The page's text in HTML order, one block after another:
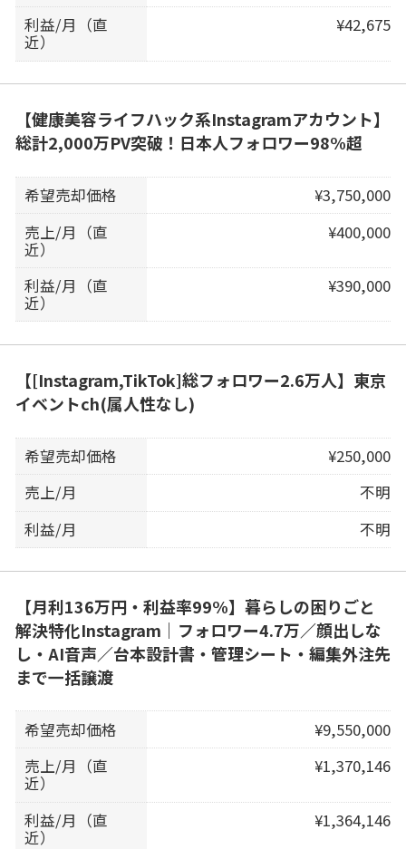
利益/月（直
近）
¥42,675
【健康美容ライフハック系Instagramアカウント】
総計2,000万PV突破！日本人フォロワー98%超
希望売却価格
¥3,750,000
売上/月（直
近）
¥400,000
利益/月（直
近）
¥390,000
【[Instagram,TikTok]総フォロワー2.6万人】東京
イベントch(属人性なし)
希望売却価格
¥250,000
売上/月
不明
利益/月
不明
【月利136万円・利益率99%】暮らしの困りごと
解決特化Instagram｜フォロワー4.7万／顔出しな
し・AI音声／台本設計書・管理シート・編集外注先
まで一括譲渡
希望売却価格
¥9,550,000
売上/月（直
近）
¥1,370,146
利益/月（直
近）
¥1,364,146